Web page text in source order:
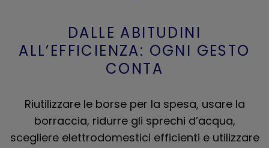
DALLE ABITUDINI
ALL’EFFICIENZA: OGNI GESTO
CONTA
Riutilizzare le borse per la spesa, usare la
borraccia, ridurre gli sprechi d’acqua,
scegliere elettrodomestici efficienti e utilizzare